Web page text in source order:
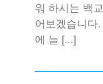
워 하시는 백
어보겠습니다
에 늘 [...]